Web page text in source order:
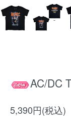
AC/DC
5,390円(税込)